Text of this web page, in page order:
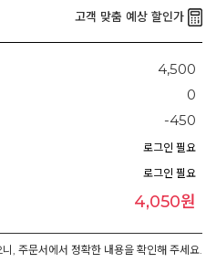
고객 맞춤 예상 할인가
4,500
0
-450
로그인 필요
로그인 필요
4,050원
, 주문서에서 정확한 내용을 확인해 주세요.